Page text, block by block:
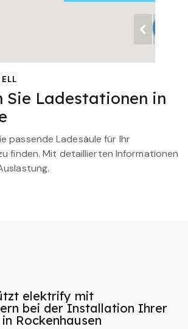
Sie Ladestationen in
passende Ladesäule für Ihr
finden. Mit detaillierten Informationen
elektrify mit
bei der Installation Ihrer
Rockenhausen